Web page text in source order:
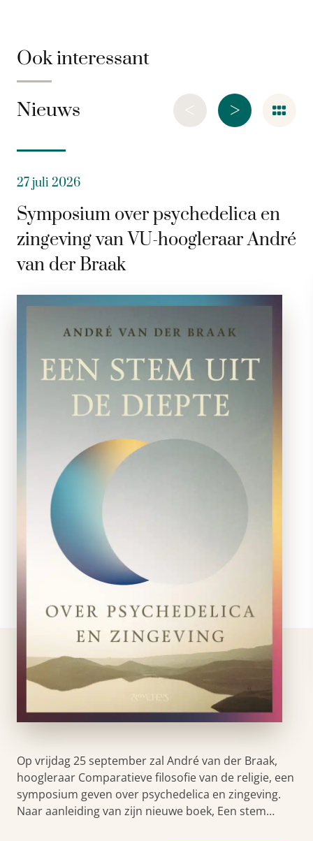
Ook interessant
Nieuws >
<
27 juli 2026
Symposium over psychedelica en
zingeving van VU-hoogleraar André
van der Braak
Op vrijdag 25 september zal André van der Braak,
hoogleraar Comparatieve filosofie van de religie, een
symposium geven over psychedelica en zingeving.
Naar aanleiding van zijn nieuwe boek, Een stem…